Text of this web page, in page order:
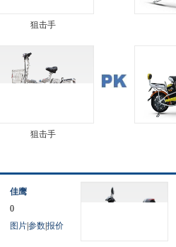
狙击手
狙击手
佳鹰
0
图片参数报价